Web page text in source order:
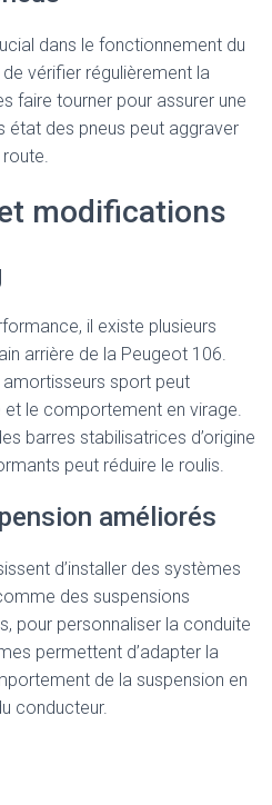
dans le fonctionnement du
vérifier régulièrement la
faire tourner pour assurer une
état des pneus peut aggraver
modifications
il existe plusieurs
arrière de la Peugeot 106.
amortisseurs sport peut
le comportement en virage.
barres stabilisatrices d’origine
peut réduire le roulis.
améliorés
d’installer des systèmes
des suspensions
pour personnaliser la conduite
permettent d’adapter la
de la suspension en
conducteur.